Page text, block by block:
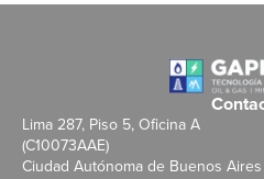
Lima 287, Piso 5, Oficina A
(C10073AAE)
Ciudad Autónoma de Buenos Aires